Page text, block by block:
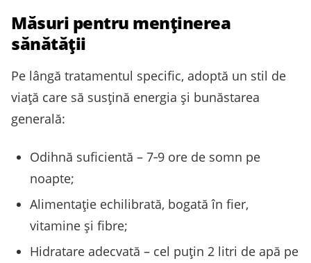
Măsuri pentru menținerea
sănătății
Pe lângă tratamentul specific, adoptă un stil de
viață care să susțină energia și bunăstarea
generală:
Odihnă suficientă – 7‑9 ore de somn pe
noapte;
Alimentație echilibrată, bogată în fier,
vitamine și fibre;
Hidratare adecvată – cel puțin 2 litri de apă pe